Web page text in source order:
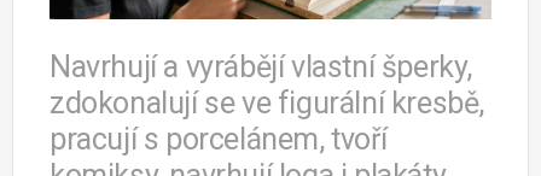
Navrhují a vyrábějí vlastní šperky,
zdokonalují se ve figurální kresbě,
pracují s porcelánem, tvoří